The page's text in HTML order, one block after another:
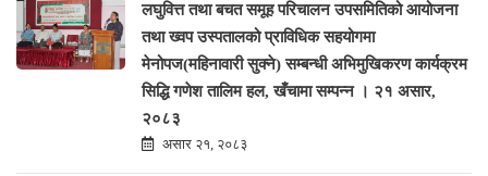
लघुवित्त तथा बचत समूह परिचालन उपसमितिको आयोजना
तथा ख्वप उस्पतालको प्राविधिक सहयोगमा
मेनोपज(महिनावारी सुक्ने) सम्बन्धी अभिमुखिकरण कार्यक्रम
सिद्धि गणेश तालिम हल, खँचामा सम्पन्न । २१ असार,
२०८३
असार २१, २०८३